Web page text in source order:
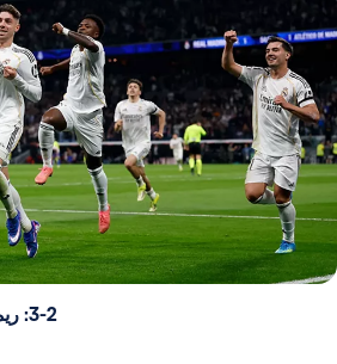
3-2: ريمونتادا وانتصار في الديربي